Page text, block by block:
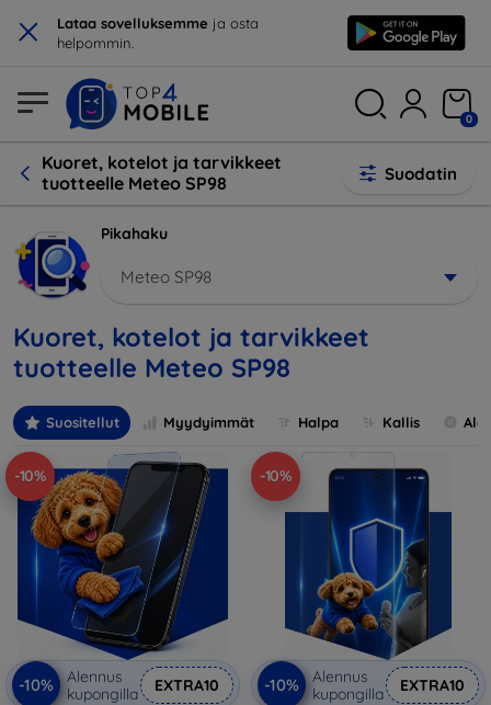
× Lataa sovelluksemme ja osta
helpommin.
0
Kuoret, kotelot ja tarvikkeet
tuotteelle Meteo SP98
Suodatin
Pikahaku
Meteo SP98
Kuoret, kotelot ja tarvikkeet
tuotteelle Meteo SP98
Suositellut Myydyimmät Halpa Kallis
-10%
-10%
Alennus
kupongilla
EXTRA10
-10%
-10%
Alennus
kupongilla
EXTRA10